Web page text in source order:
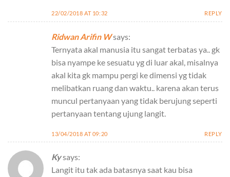
22/02/2018 AT 10:32 REPLY
Ridwan Arifin Wsays:
Ternyata akal manusia itu sangat terbatas ya.. gk
bisa nyampe ke sesuatu yg di luar akal, misalnya
akal kita gk mampu pergi ke dimensi yg tidak
melibatkan ruang dan waktu.. karena akan terus
muncul pertanyaan yang tidak berujung seperti
pertanyaan tentang ujung langit.
13/04/2018 AT 09:20 REPLY
Kysays:
Langit itu tak ada batasnya saat kau bisa